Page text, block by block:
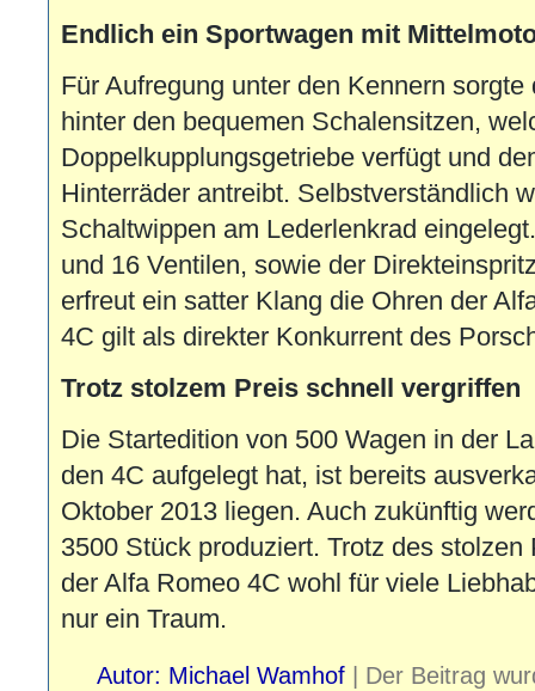
Endlich ein Sportwagen mit
Für Aufregung unter den Kennern
hinter den bequemen Schalensitzen,
Doppelkupplungsgetriebe verfügt und
Hinterräder antreibt. Selbstverständlich
Schaltwippen am Lederlenkrad
und 16 Ventilen, sowie der
erfreut ein satter Klang die Ohren der
4C gilt als direkter Konkurrent des
Trotz stolzem Preis schnell vergriffen
Die Startedition von 500 Wagen in der
den 4C aufgelegt hat, ist bereits
Oktober 2013 liegen. Auch zukünftig
3500 Stück produziert. Trotz des
der Alfa Romeo 4C wohl für viele
nur ein Traum.
Autor: Michael Wamhof| Der Beitrag